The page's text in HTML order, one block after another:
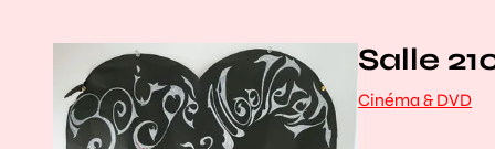
Salle
Cinéma & DVD